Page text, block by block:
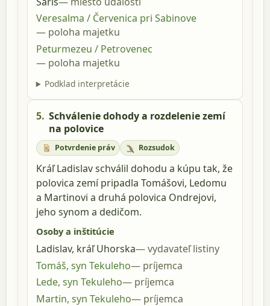
Veresalma / Červenica pri Sabinove
poloha majetku
Peturmezeu / Petrovenec
poloha majetku
Podklad interpretácie
5. Schválenie dohody a rozdelenie zemí
na polovice
Potvrdenie práv Rozsudok
Kráľ Ladislav schválil dohodu a kúpu tak, že
polovica zemí pripadla Tomášovi, Ledomu
a Martinovi a druhá polovica Ondrejovi,
jeho synom a dedičom.
Osoby a inštitúcie
Ladislav, kráľ Uhorska
vydavateľ listiny
Tomáš, syn Tekuleho
príjemca
Lede, syn Tekuleho
príjemca
Martin, syn Tekuleho
príjemca